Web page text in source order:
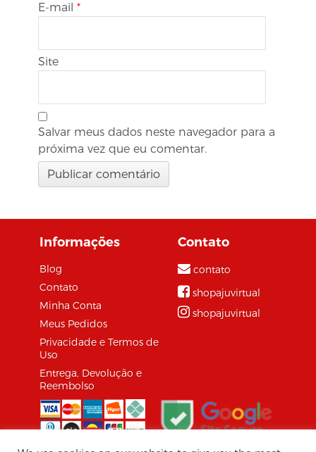
E-mail *
Site
Salvar meus dados neste navegador para a
próxima vez que eu comentar.
Informações
Blog
Contato
Minha Conta
Meus Pedidos
Privacidade e Termos de
Uso
Entrega, Devolução e
Reembolso
Contato
contato
shopajuvirtual
shopajuvirtual